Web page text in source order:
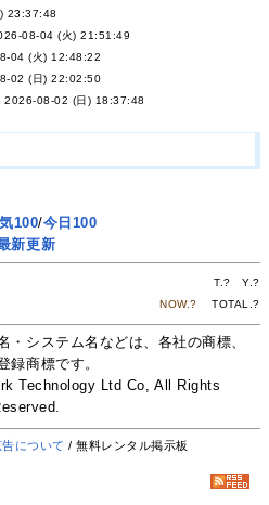
23:37:48
08-04 (火) 21:51:49
04 (火) 12:48:22
02 (日) 22:02:50
2026-08-02 (日) 18:37:48
100/今日100
新更新
T.? Y.?
NOW.? TOTAL.?
・システム名などは、各社の商標、
録商標です。
Technology Ltd Co, All Rights
告について / 無料レンタル掲示板